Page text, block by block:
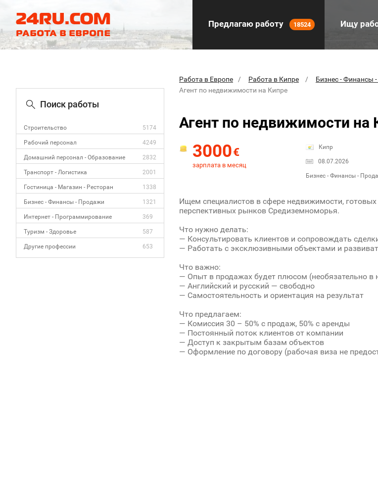
Предлагаю работу 18524 Ищу
Поиск работы
Строительство 5174
Рабочий персонал 4249
Домашний персонал - Образование 2832
Транспорт - Логистика 2001
Гостиница - Магазин - Ресторан 1338
Бизнес - Финансы - Продажи 1321
Интернет - Программирование 369
Туризм - Здоровье 587
Другие профессии 653
Работа в Европе Работа в Кипре Бизнес - Финансы
Агент по недвижимости на Кипре
Агент по недвижимости на
3000€
зарплата в месяц
Кипр
08.07.2026
Бизнес - Финансы -
Ищем специалистов в сфере недвижимости,
перспективных рынков Средиземноморья.
Что нужно делать:
— Консультировать клиентов и сопровождать
— Работать с эксклюзивными объектами и
Что важно:
— Опыт в продажах будет плюсом (необязательно в
— Английский и русский — свободно
— Самостоятельность и ориентация на результат
Что предлагаем:
— Комиссия 30 – 50% с продаж, 50% с аренды
— Постоянный поток клиентов от компании
— Доступ к закрытым базам объектов
— Оформление по договору (рабочая виза не